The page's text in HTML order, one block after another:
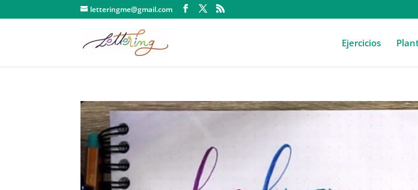
letteringme@gmail.com
Ejercicios